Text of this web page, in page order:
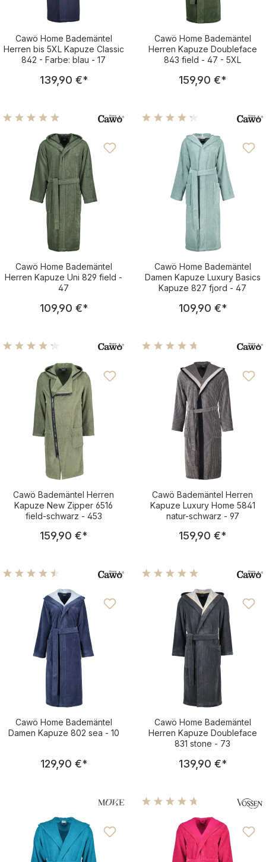
Cawö Home Bademäntel
Herren bis 5XL Kapuze Classic
842 - Farbe: blau - 17
Regulärer Preis:
139,90 €*
Cawö Home Bademäntel
Herren Kapuze Doubleface
843 field - 47 - 5XL
Regulärer
159,90 €*
Durchschnittliche Bewertung von 4.96 von 5 Sternen
Cawö Home Bademäntel
Herren Kapuze Uni 829 field -
47
Regulärer Preis:
109,90 €*
Durchschnittliche
Cawö Home Bademäntel
Damen Kapuze Luxury Basics
Kapuze 827 fjord - 47
Regulärer
109,90 €*
Durchschnittliche Bewertung von 4.28 von 5 Sternen
Cawö Bademäntel Herren
Kapuze New Zipper 6516
field-schwarz - 453
Regulärer Preis:
159,90 €*
Durchschnittliche
Cawö Bademäntel Herren
Kapuze Luxury Home 5841
natur-schwarz - 97
Regulärer
159,90 €*
Durchschnittliche Bewertung von 4.5 von 5 Sternen
Cawö Home Bademäntel
Damen Kapuze 802 sea - 10
Regulärer Preis:
129,90 €*
Durchschnittliche
Cawö Home Bademäntel
Herren Kapuze Doubleface
831 stone - 73
Regulärer
139,90 €*
Durchschnittliche